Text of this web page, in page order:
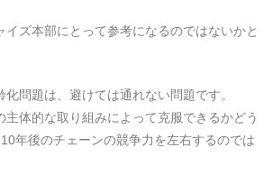
イズ本部にとって参考になるのではないかと
問題は、避けては通れない問題です。
主体的な取り組みによって克服できるかどう
年後のチェーンの競争力を左右するのでは